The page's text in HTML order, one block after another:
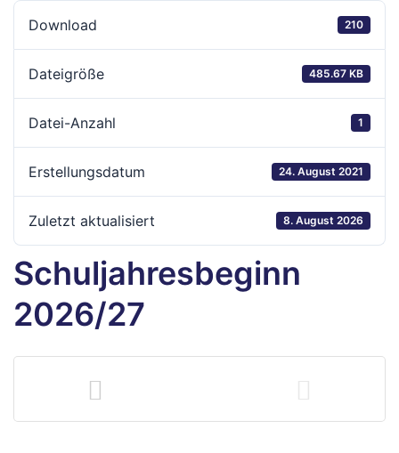
Download 210
Dateigröße 485.67 KB
Datei-Anzahl 1
Erstellungsdatum 24. August 2021
Zuletzt aktualisiert 8. August 2026
Schuljahresbeginn
2026/27